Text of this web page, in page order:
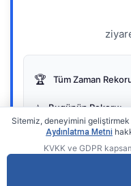
🏆 Tüm Zaman
⭐ Bugünün Rekoru:
Sitemiz, deneyimini
Aydınlatma Metni
KVKK ve GDPR